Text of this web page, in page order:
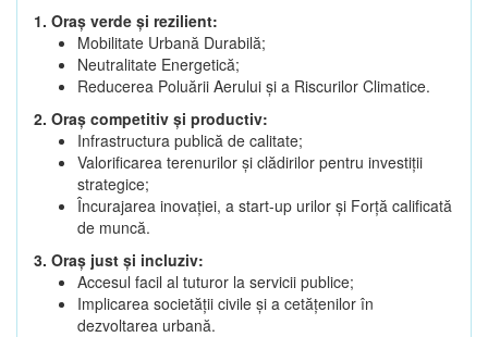
1. Oraș verde și rezilient:
Mobilitate Urbană Durabilă;
Neutralitate Energetică;
Reducerea Poluării Aerului și a Riscurilor Climatice.
2. Oraș competitiv și productiv:
Infrastructura publică de calitate;
Valorificarea terenurilor și clădirilor pentru investiții
strategice;
Încurajarea inovației, a start-up urilor și Forță calificată
de muncă.
3. Oraș just și incluziv:
Accesul facil al tuturor la servicii publice;
Implicarea societății civile și a cetățenilor în
dezvoltarea urbană.